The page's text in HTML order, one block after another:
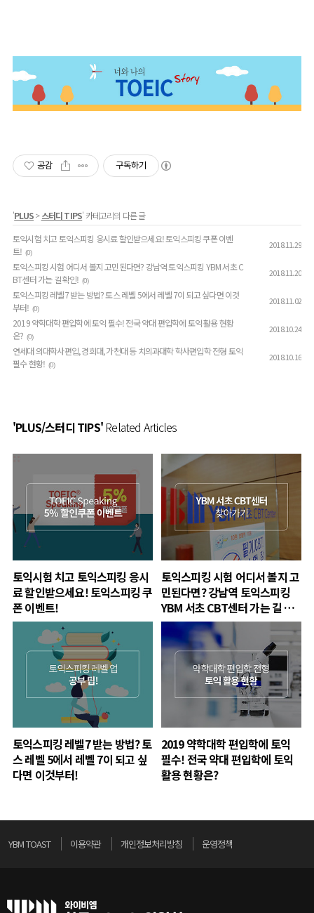
공감 구독하기
'PLUS>스터디 TIPS' 카테고리의 다른 글
토익시험 치고 토익스피킹 응시료 할인받으세요! 토익스피킹 쿠폰 이벤
트! (0)
2018.11.29
토익스피킹 시험 어디서 볼지 고민된다면? 강남역 토익스피킹 YBM 서초 C
BT센터 가는 길 확인! (0)
2018.11.20
토익스피킹 레벨7 받는 방법? 토스 레벨 5에서 레벨 7이 되고 싶다면 이것
부터! (0)
2018.11.02
2019 약학대학 편입학에 토익 필수! 전국 약대 편입학에 토익 활용 현황
은? (0)
2018.10.24
연세대 의대학사편입, 경희대, 가천대 등 치의과대학 학사편입학 전형 토익
필수 현황! (0)
2018.10.16
'PLUS/스터디 TIPS' Related Articles
토익시험 치고 토익스피킹 응시
료 할인받으세요! 토익스피킹 쿠
폰 이벤트!
토익스피킹 시험 어디서 볼지 고
민된다면? 강남역 토익스피킹
YBM 서초 CBT센터 가는 길 확
인!
토익스피킹 레벨7 받는 방법? 토
스 레벨 5에서 레벨 7이 되고 싶
다면 이것부터!
2019 약학대학 편입학에 토익
필수! 전국 약대 편입학에 토익
활용 현황은?
YBM TOAST 이용약관 개인정보처리방침 운영정책